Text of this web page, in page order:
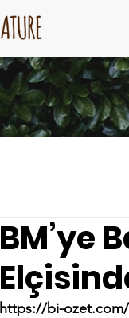
BM’ye
https://bi-